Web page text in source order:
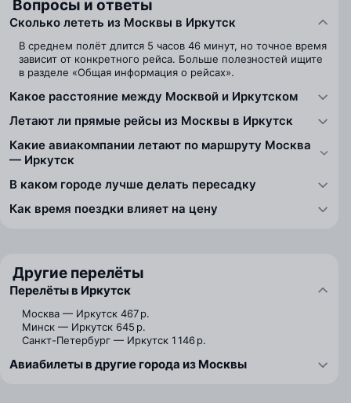
Вопросы и ответы
Сколько лететь из Москвы в Иркутск
В среднем полёт длится 5 часов 46 минут, но точное время
зависит от конкретного рейса. Больше полезностей ищите
в разделе «Общая информация о рейсах».
Какое расстояние между Москвой и Иркутском
Летают ли прямые рейсы из Москвы в Иркутск
Какие авиакомпании летают по маршруту Москва
— Иркутск
В каком городе лучше делать пересадку
Как время поездки влияет на цену
Другие перелёты
Перелёты в Иркутск
Москва — Иркутск 467 р.
Минск — Иркутск 645 р.
Санкт-Петербург — Иркутск 1 146 р.
Авиабилеты в другие города из Москвы